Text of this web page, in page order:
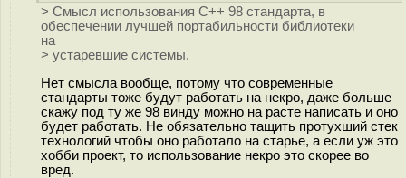
> Смысл использования С++ 98 стандарта, в
обеспечении лучшей портабильности библиотеки
на
> устаревшие системы.
Нет смысла вообще, потому что современные
стандарты тоже будут работать на некро, даже больше
скажу под ту же 98 винду можно на расте написать и оно
будет работать. Не обязательно тащить протухший стек
технологий чтобы оно работало на старье, а если уж это
хобби проект, то использование некро это скорее во
вред.